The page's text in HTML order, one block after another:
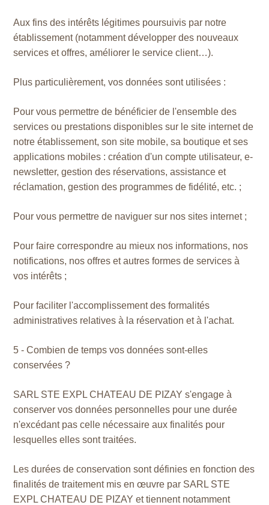
Aux fins des intérêts légitimes poursuivis par notre
établissement (notamment développer des nouveaux
services et offres, améliorer le service client…).
Plus particulièrement, vos données sont utilisées :
Pour vous permettre de bénéficier de l'ensemble des
services ou prestations disponibles sur le site internet de
notre établissement, son site mobile, sa boutique et ses
applications mobiles : création d'un compte utilisateur, e-
newsletter, gestion des réservations, assistance et
réclamation, gestion des programmes de fidélité, etc. ;
Pour vous permettre de naviguer sur nos sites internet ;
Pour faire correspondre au mieux nos informations, nos
notifications, nos offres et autres formes de services à
vos intérêts ;
Pour faciliter l'accomplissement des formalités
administratives relatives à la réservation et à l'achat.
5 - Combien de temps vos données sont-elles
conservées ?
SARL STE EXPL CHATEAU DE PIZAY s'engage à
conserver vos données personnelles pour une durée
n'excédant pas celle nécessaire aux finalités pour
lesquelles elles sont traitées.
Les durées de conservation sont définies en fonction des
finalités de traitement mis en œuvre par SARL STE
EXPL CHATEAU DE PIZAY et tiennent notamment